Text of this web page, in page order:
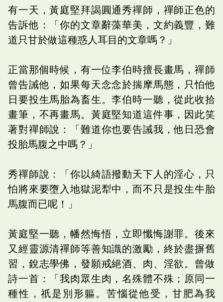
有一天，黃庭堅拜謁圓通秀禪師，禪師正色的
告訴他：「你的文章辭藻華美，文約義豐，難
道只甘於做這種惑人耳目的文章嗎？」
正當那個時候，有一位李伯時擅長畫馬，禪師
曾告誡他，如果每天念念於揣摩馬態，只怕他
日要投生馬胎為畜生。李伯時一聽，從此收拾
畫筆，不再畫馬。黃庭堅知道這件事，因此笑
著對禪師說：「難道你也要告誡我，他日恐會
投胎馬腹之中嗎？」
秀禪師說：「你以綺語撥動天下人的淫心，只
怕將來要墮入地獄泥犁中，而不只是投生牛胎
馬腹而已呢！」
黃庭堅一聽，幡然悔悟，立即懺悔謝罪。後來
又經靈源清禪師等善知識的激勵，終於盡摒舊
習，銳志學佛，發願戒絕酒、肉、淫欲。曾做
詩一首：「我肉眾生肉，名殊體不殊；原同一
種性，祇是別形軀。苦惱從他受，甘肥為我